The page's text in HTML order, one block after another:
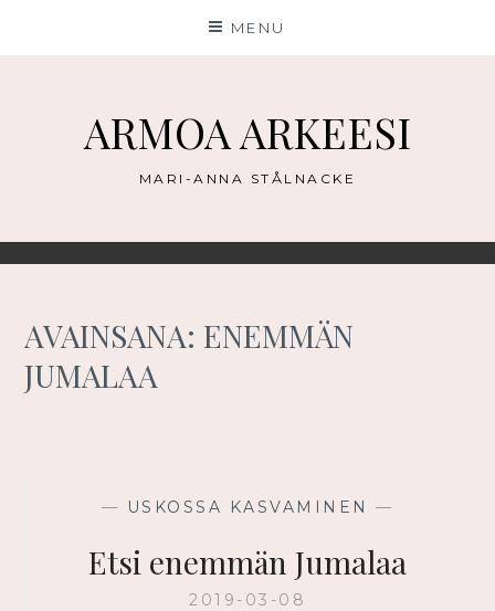
MENU
ARMOA ARKEESI
MARI-ANNA STÅLNACKE
AVAINSANA:ENEMMÄN
JUMALAA
— USKOSSA KASVAMINEN —
Etsi enemmän Jumalaa
2019-03-08